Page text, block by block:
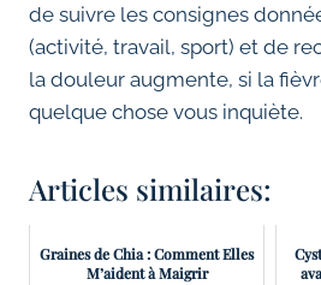
de suivre les consignes
(activité, travail, sport) et de
la douleur augmente, si la
quelque chose vous inquiète.
Articles similaires:
Graines de Chia : Comment Elles
M’aident à Maigrir